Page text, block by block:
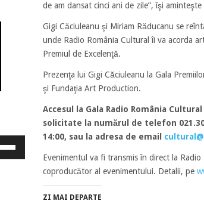
de am dansat cinci ani de zile”, îşi
Gigi Căciuleanu şi Miriam Răducanu se
unde Radio România Cultural îi va acorda
Premiul de Excelenţă.
Prezenţa lui Gigi Căciuleanu la Gala
şi Fundaţia Art Production.
Accesul la Gala Radio România
solicitate la numărul de telefon
14:00, sau la adresa de email
Evenimentul va fi transmis în direct la
coproducător al evenimentului. Detalii, pe
ZI MAI DEPARTE